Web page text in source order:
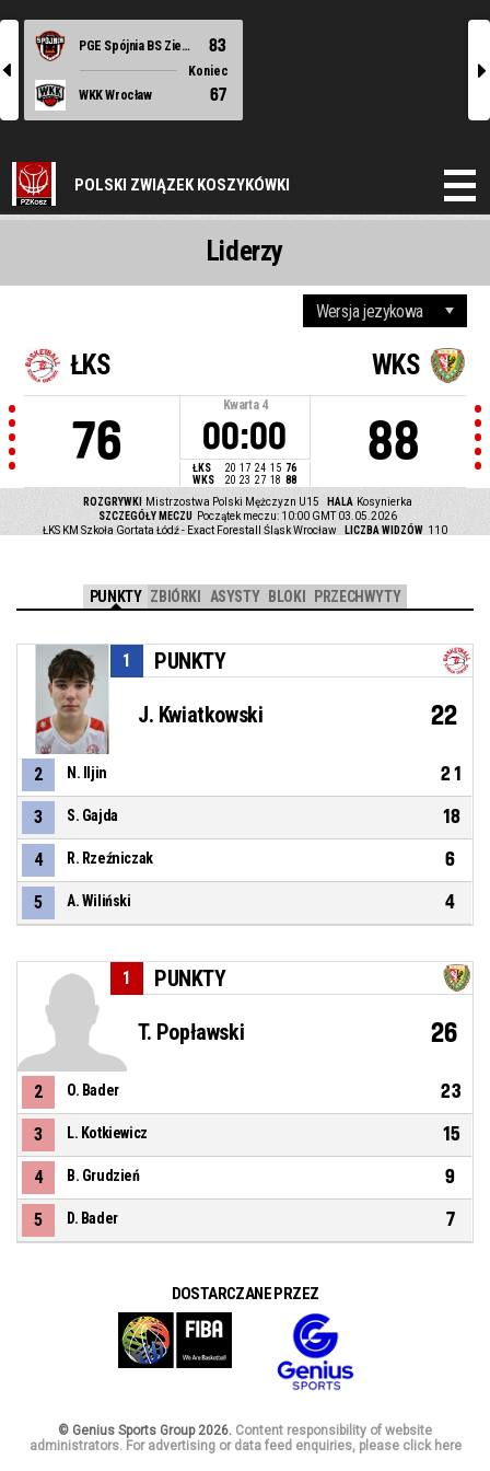
l
PGE Spójnia BS Ziemi Szczecińskiej Stargard 83
Koniec
WKK Wrocław
67
r
POLSKI ZWIĄZEK KOSZYKÓWKI
ŁKS
76
Kwarta 4
00:00
ŁKS 20 17 24 15 76
WKS
20 23 27 18 88
WKS
88
ROZGRYWKI Mistrzostwa Polski Mężczyzn U15 HALA Kosynierka
SZCZEGÓŁY MECZU
Początek meczu: 10:00 GMT 03.05.2026
ŁKS KM Szkoła Gortata Łódź - Exact Forestall Śląsk Wrocław
LICZBA WIDZÓW 110
Liderzy
PUNKTY ZBIÓRKI ASYSTY BLOKI PRZECHWYTY
PUNKTY
1
J. Kwiatkowski 22
2 N. Iljin 21
3 S. Gajda 18
4 R. Rzeźniczak 6
5 A. Wiliński 4
PUNKTY
1
T. Popławski 26
2 O. Bader 23
3 L. Kotkiewicz 15
4 B. Grudzień 9
5 D. Bader 7
DOSTARCZANE PRZEZ
© Genius Sports Group 2026. Content responsibility of website
administrators. For advertising or data feed enquiries, please click here